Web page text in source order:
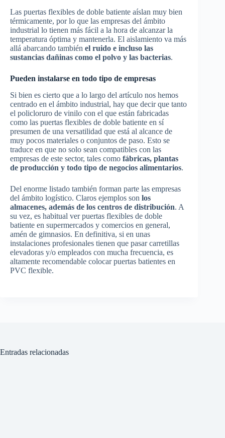
Las puertas flexibles de doble batiente aíslan muy bien
térmicamente, por lo que las empresas del ámbito
industrial lo tienen más fácil a la hora de alcanzar la
temperatura óptima y mantenerla. El aislamiento va más
allá abarcando también el ruido e incluso las
sustancias dañinas como el polvo y las bacterias.
Pueden instalarse en todo tipo de empresas
Si bien es cierto que a lo largo del artículo nos hemos
centrado en el ámbito industrial, hay que decir que tanto
el policloruro de vinilo con el que están fabricadas
como las puertas flexibles de doble batiente en sí
presumen de una versatilidad que está al alcance de
muy pocos materiales o conjuntos de paso. Esto se
traduce en que no solo sean compatibles con las
empresas de este sector, tales como fábricas, plantas
de producción y todo tipo de negocios alimentarios.
Del enorme listado también forman parte las empresas
del ámbito logístico. Claros ejemplos son los
almacenes, además de los centros de distribución. A
su vez, es habitual ver puertas flexibles de doble
batiente en supermercados y comercios en general,
amén de gimnasios. En definitiva, si en unas
instalaciones profesionales tienen que pasar carretillas
elevadoras y/o empleados con mucha frecuencia, es
altamente recomendable colocar puertas batientes en
PVC flexible.
Entradas relacionadas